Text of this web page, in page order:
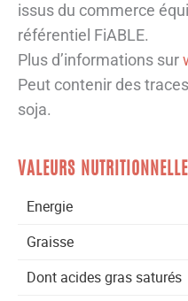
issus du commerce
référentiel FiABLE.
Plus d’informations sur
Peut contenir des
soja.
VALEURS
Energie
Graisse
Dont acides gras saturés